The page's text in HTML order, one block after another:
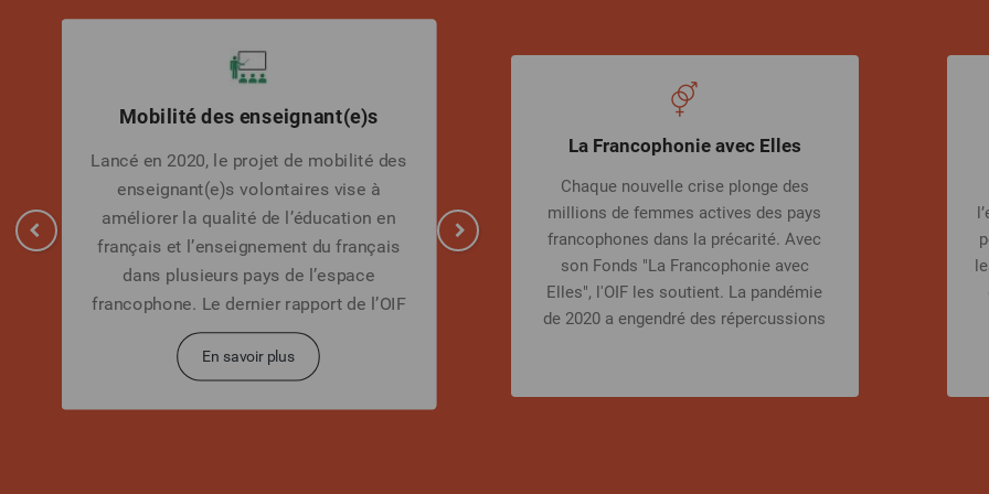
Mobilité des enseignant(e)s
Lancé en 2020, le projet de mobilité des
enseignant(e)s volontaires vise à
améliorer la qualité de l’éducation en
français et l’enseignement du français
dans plusieurs pays de l’espace
francophone. Le dernier rapport de l’OIF
« La langue française dans le monde »,
actualisé en 2022, faisait état
En savoir plus
La Francophonie avec Elles
Chaque nouvelle crise plonge des
millions de femmes actives des pays
francophones dans la précarité. Avec
son Fonds "La Francophonie avec
Elles", l'OIF les soutient. La pandémie
de 2020 a engendré des répercussions
ont été les